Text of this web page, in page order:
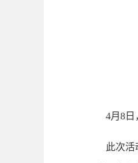
4月8日，
此次活动